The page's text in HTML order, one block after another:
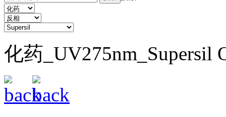
化药_UV275nm_Supersil